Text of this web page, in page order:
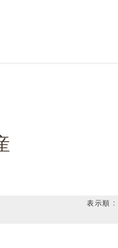
表示順 :